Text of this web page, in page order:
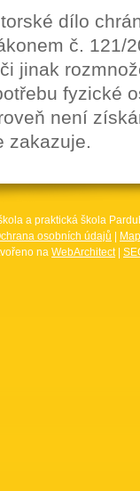
dílo
č. 121/
jinak
fyzické
není
zakazuje.
a praktická škola
osobních údajů
na WebArchitect|